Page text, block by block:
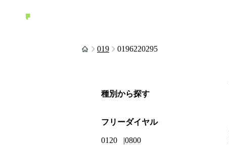
019 0196220295
種別から探す
フリーダイヤル
0120 0800